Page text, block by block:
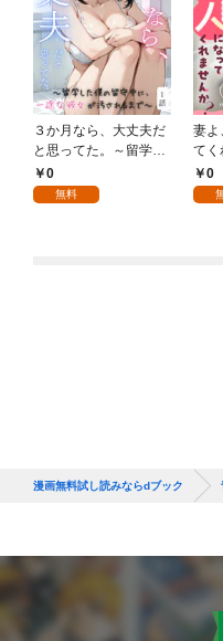
３か月なら、大丈夫だ
と思ってた。～留学し
た僕の留守中に、一途
な彼女が汚されるまで
0
無料
妻よ
てく
話0
漫画無料試し読みならdブック